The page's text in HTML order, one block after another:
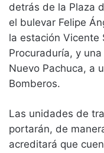
detrás de la Plaza
el bulevar Felipe
la estación Vicente
Procuraduría, y
Nuevo Pachuca, a
Bomberos.
Las unidades de
portarán, de
acreditará que